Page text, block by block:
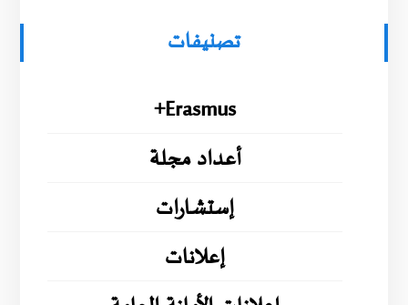
تصنيفات
Erasmus+
أعداد مجلة
إستشارات
إعلانات